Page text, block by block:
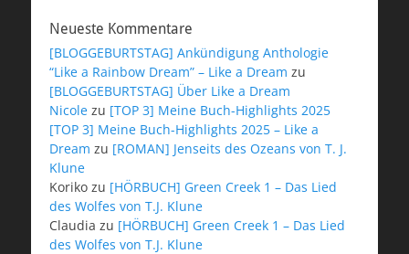
Neueste Kommentare
[BLOGGEBURTSTAG] Ankündigung Anthologie
“Like a Rainbow Dream” – Like a Dream zu
[BLOGGEBURTSTAG] Über Like a Dream
Nicole zu [TOP 3] Meine Buch-Highlights 2025
[TOP 3] Meine Buch-Highlights 2025 – Like a
Dream zu [ROMAN] Jenseits des Ozeans von T. J.
Klune
Koriko zu [HÖRBUCH] Green Creek 1 – Das Lied
des Wolfes von T.J. Klune
Claudia zu [HÖRBUCH] Green Creek 1 – Das Lied
des Wolfes von T.J. Klune